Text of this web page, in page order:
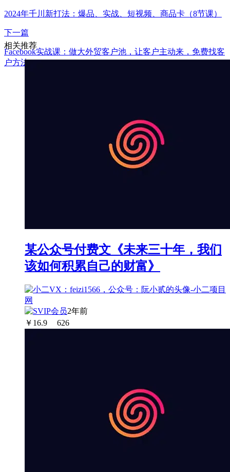
2024年千川新打法：爆品、实战、短视频、商品卡（8节课）
下一篇
Facebook实战课：做大外贸客户池，让客户主动来，免费找客
户方法
相关推荐
某公众号付费文《未来三十年，我们
该如何积累自己的财富》
2年前
￥ 16.9 626